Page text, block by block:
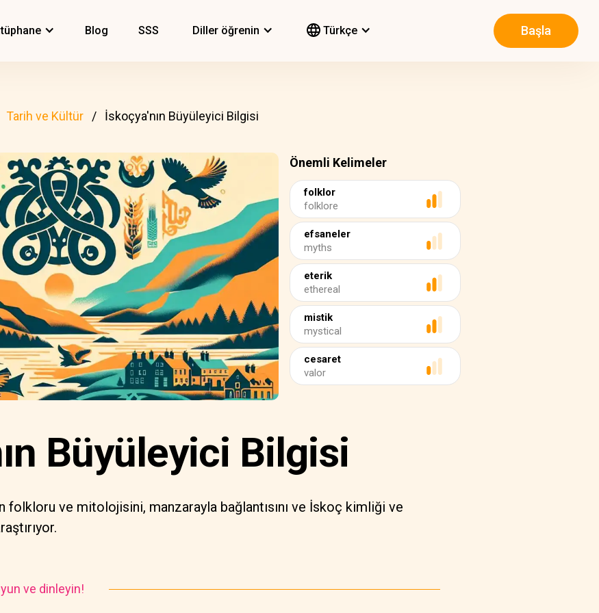
Blog SSS Diller öğrenin Türkçe Başla
Tarih ve Kültür İskoçya'nın Büyüleyici Bilgisi
Önemli Kelimeler
folklor
folklore
efsaneler
myths
eterik
ethereal
mistik
mystical
cesaret
valor
Büyüleyici Bilgisi
folkloru ve mitolojisini, manzarayla bağlantısını ve İskoç kimliği ve
ve dinleyin!